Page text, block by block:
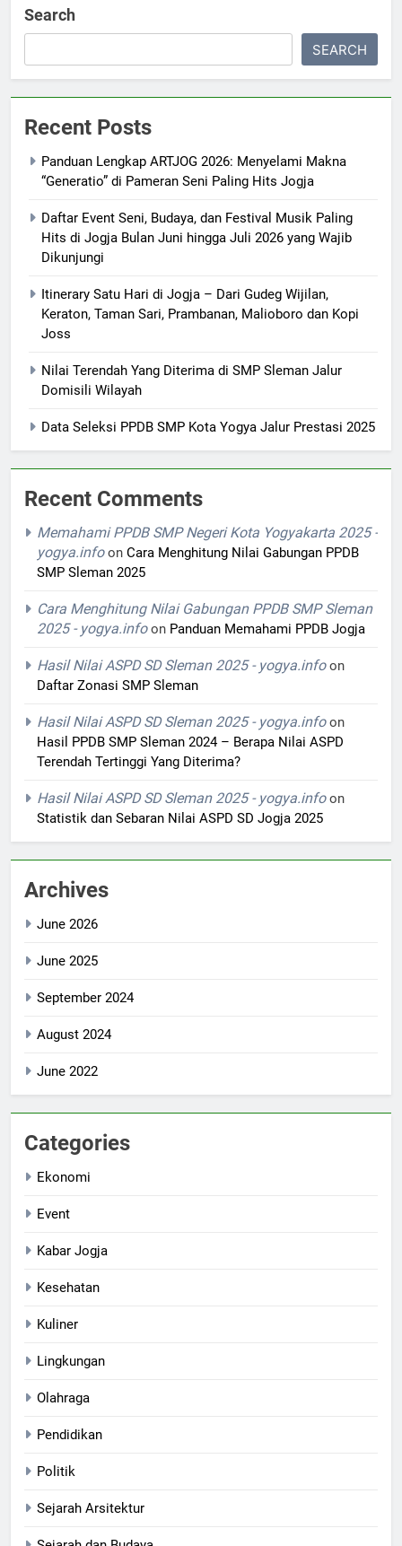
Search
SEARCH
Recent Posts
Panduan Lengkap ARTJOG 2026: Menyelami Makna
“Generatio” di Pameran Seni Paling Hits Jogja
Daftar Event Seni, Budaya, dan Festival Musik Paling
Hits di Jogja Bulan Juni hingga Juli 2026 yang Wajib
Dikunjungi
Itinerary Satu Hari di Jogja – Dari Gudeg Wijilan,
Keraton, Taman Sari, Prambanan, Malioboro dan Kopi
Joss
Nilai Terendah Yang Diterima di SMP Sleman Jalur
Domisili Wilayah
Data Seleksi PPDB SMP Kota Yogya Jalur Prestasi 2025
Recent Comments
Memahami PPDB SMP Negeri Kota Yogyakarta 2025 -
yogya.infoon Cara Menghitung Nilai Gabungan PPDB
SMP Sleman 2025
Cara Menghitung Nilai Gabungan PPDB SMP Sleman
2025 - yogya.infoon Panduan Memahami PPDB Jogja
Hasil Nilai ASPD SD Sleman 2025 - yogya.infoon
Daftar Zonasi SMP Sleman
Hasil Nilai ASPD SD Sleman 2025 - yogya.infoon
Hasil PPDB SMP Sleman 2024 – Berapa Nilai ASPD
Terendah Tertinggi Yang Diterima?
Hasil Nilai ASPD SD Sleman 2025 - yogya.infoon
Statistik dan Sebaran Nilai ASPD SD Jogja 2025
Archives
June 2026
June 2025
September 2024
August 2024
June 2022
Categories
Ekonomi
Event
Kabar Jogja
Kesehatan
Kuliner
Lingkungan
Olahraga
Pendidikan
Politik
Sejarah Arsitektur